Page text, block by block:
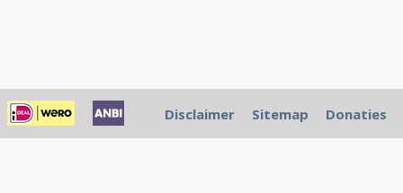
Disclaimer Sitemap Donaties